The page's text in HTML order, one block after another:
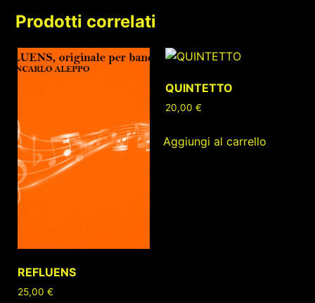
Prodotti correlati
REFLUENS
25,00€
QUINTETTO
20,00€
Aggiungi al carrello